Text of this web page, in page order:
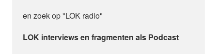
en zoek op "LOK radio"
LOK interviews en fragmenten als Podcast